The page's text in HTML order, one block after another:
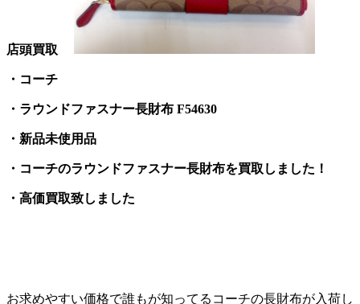
店頭買取
・コーチ
・ラウンドファスナー長財布 F54630
・新品未使用品
・コーチのラウンドファスナー長財布を買取しました！
・高価買取致しました
お求めやすい価格で誰もが知ってるコーチの長財布が入荷し